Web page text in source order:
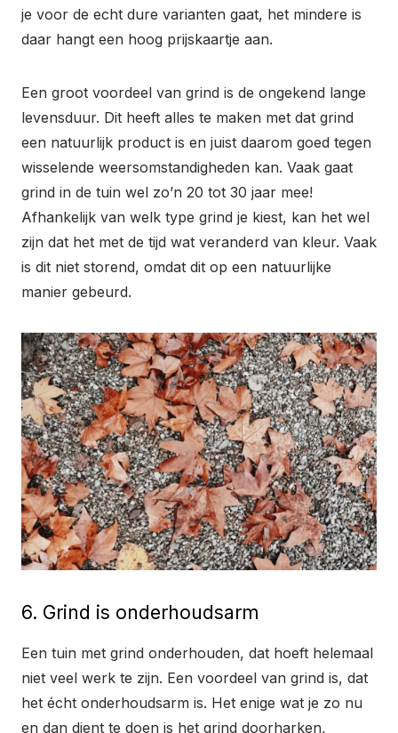
je voor de echt dure varianten gaat, het mindere is
daar hangt een hoog prijskaartje aan.
Een groot voordeel van grind is de ongekend lange
levensduur. Dit heeft alles te maken met dat grind
een natuurlijk product is en juist daarom goed tegen
wisselende weersomstandigheden kan. Vaak gaat
grind in de tuin wel zo’n 20 tot 30 jaar mee!
Afhankelijk van welk type grind je kiest, kan het wel
zijn dat het met de tijd wat veranderd van kleur. Vaak
is dit niet storend, omdat dit op een natuurlijke
manier gebeurd.
6. Grind is onderhoudsarm
Een tuin met grind onderhouden, dat hoeft helemaal
niet veel werk te zijn. Een voordeel van grind is, dat
het écht onderhoudsarm is. Het enige wat je zo nu
en dan dient te doen is het grind doorharken,